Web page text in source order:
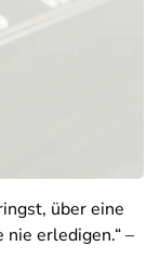
über eine
nie erledigen.“ –